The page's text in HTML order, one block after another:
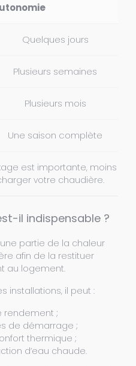
Quelques jours
Plusieurs semaines
Plusieurs mois
Une saison complète
est importante, moins
votre chaudière.
il indispensable ?
partie de la chaleur
afin de la restituer
au logement.
installations, il peut :
rendement ;
de démarrage ;
thermique ;
d’eau chaude.